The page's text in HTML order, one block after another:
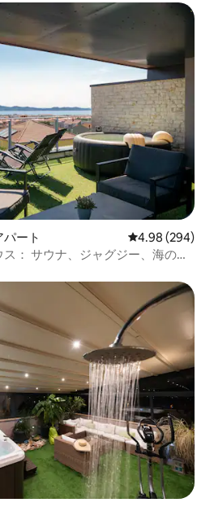
す。
ート レビュー294
4.98 (294)
： サウナ、ジャグジー、海の眺